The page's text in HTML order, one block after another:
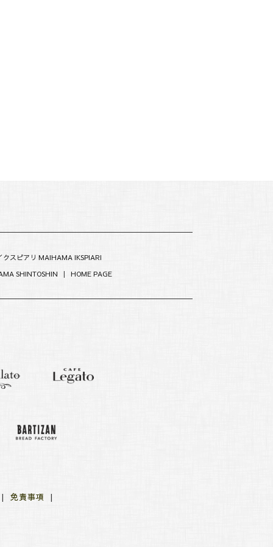
クスピアリ MAIHAMA IKSPIARI
SHINTOSHIN | HOME PAGE
| 免責事項 |